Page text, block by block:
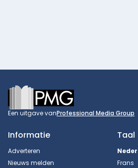
Footer
Een uitgave vanProfessional Media Group
Informatie
Adverteren
Nieuws melden
Taal
Frans